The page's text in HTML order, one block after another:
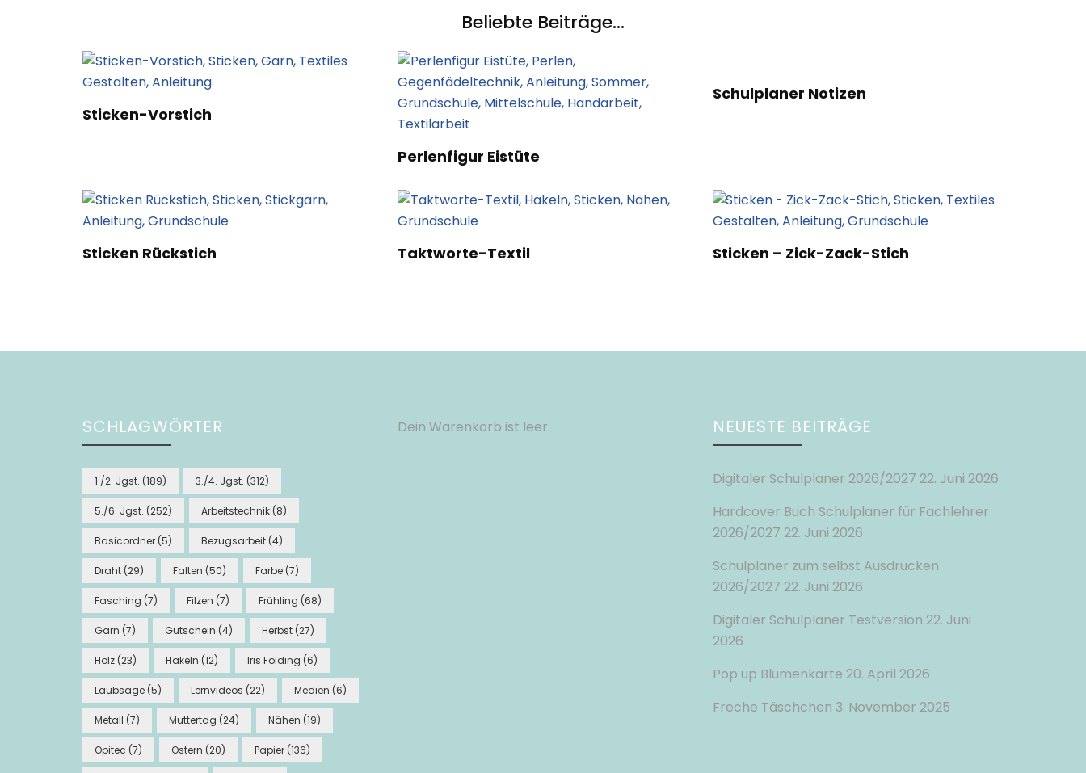
Beliebte Beiträge...
Sticken-Vorstich
Perlenfigur Eistüte
Schulplaner Notizen
Sticken Rückstich Taktworte-Textil Sticken – Zick-Zack-Stich
SCHLAGWÖRTER
1./2. Jgst. (189) 3./4. Jgst. (312)
5./6. Jgst. (252) Arbeitstechnik (8)
Basicordner (5) Bezugsarbeit (4)
Draht (29) Falten (50) Farbe (7)
Fasching (7) Filzen (7) Frühling (68)
Garn (7) Gutschein (4) Herbst (27)
Holz (23) Häkeln (12) Iris Folding (6)
Laubsäge (5) Lernvideos (22) Medien (6)
Metall (7) Muttertag (24) Nähen (19)
Opitec (7) Ostern (20) Papier (136)
Dein Warenkorb ist leer. NEUESTE BEITRÄGE
Digitaler Schulplaner 2026/2027 22. Juni 2026
Hardcover Buch Schulplaner für Fachlehrer
2026/2027 22. Juni 2026
Schulplaner zum selbst Ausdrucken
2026/2027 22. Juni 2026
Digitaler Schulplaner Testversion 22. Juni
2026
Pop up Blumenkarte 20. April 2026
Freche Täschchen 3. November 2025